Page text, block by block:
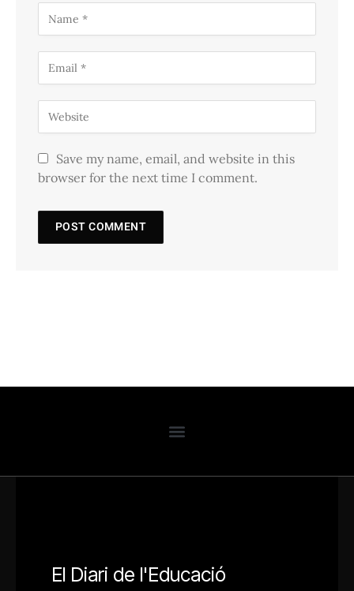
Save my name, email, and website in this
browser for the next time I comment.